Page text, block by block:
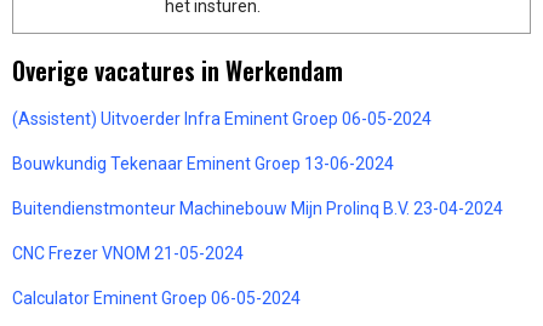
het insturen.
Overige vacatures in Werkendam
(Assistent) Uitvoerder Infra Eminent Groep 06-05-2024
Bouwkundig Tekenaar Eminent Groep 13-06-2024
Buitendienstmonteur Machinebouw Mijn Prolinq B.V. 23-04-2024
CNC Frezer VNOM 21-05-2024
Calculator Eminent Groep 06-05-2024